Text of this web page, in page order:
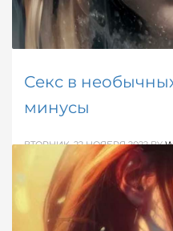
Секс в
минусы
ВТОРНИК, 22 НОЯБРЯ 2022 BY
Сексологи
которые заскучали и
жизнь, заниматься